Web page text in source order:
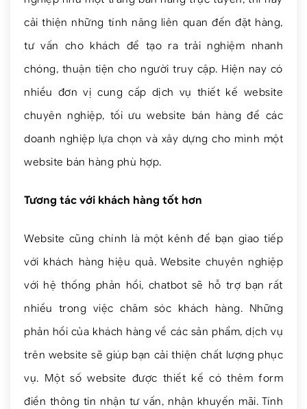
cải thiện những tính năng liên quan đến đặt hàng,
tư vấn cho khách để tạo ra trải nghiệm nhanh
chóng, thuận tiện cho người truy cập. Hiện nay có
nhiều đơn vị cung cấp dịch vụ thiết kế website
chuyên nghiệp, tối ưu website bán hàng để các
doanh nghiệp lựa chọn và xây dựng cho mình một
website bán hàng phù hợp.
Tương tác với khách hàng tốt hơn
Website cũng chính là một kênh để bạn giao tiếp
với khách hàng hiệu quả. Website chuyên nghiệp
với hệ thống phản hồi, chatbot sẽ hỗ trợ bạn rất
nhiều trong việc chăm sóc khách hàng. Những
phản hồi của khách hàng về các sản phẩm, dịch vụ
trên website sẽ giúp bạn cải thiện chất lượng phục
vụ. Một số website được thiết kế có thêm form
điền thông tin nhận tư vấn, nhận khuyến mãi. Tính